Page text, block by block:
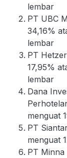
lembar
PT UBC
34,16%
lembar
PT
17,95%
lembar
Dana
menguat
PT
menguat
PT Minna